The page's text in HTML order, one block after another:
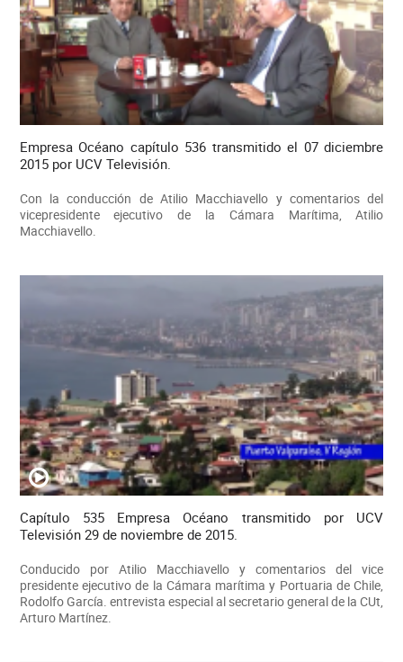
Empresa Océano capítulo 536 transmitido el 07 diciembre
2015 por UCV Televisión.
Con la conducción de Atilio Macchiavello y comentarios del
vicepresidente ejecutivo de la Cámara Marítima, Atilio
Macchiavello.
Capítulo 535 Empresa Océano transmitido por UCV
Televisión 29 de noviembre de 2015.
Conducido por Atilio Macchiavello y comentarios del vice
presidente ejecutivo de la Cámara marítima y Portuaria de Chile,
Rodolfo García. entrevista especial al secretario general de la CUt,
Arturo Martínez.